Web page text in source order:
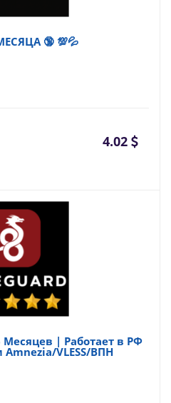
🔞 💯💦
4.02
| Работает в РФ
VLESS/ВПН